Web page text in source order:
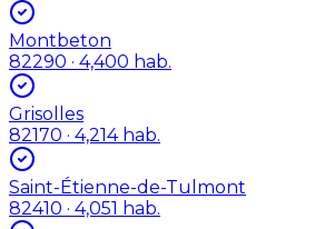
Montbeton
82290 · 4,400 hab.
Grisolles
82170 · 4,214 hab.
Saint-Étienne-de-Tulmont
82410 · 4,051 hab.